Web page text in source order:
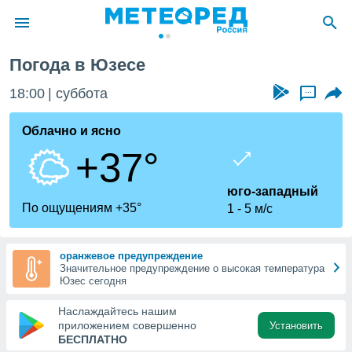
о
Вы можете
к этому
доступ
Погода в Юзесе
18:00 суббота ...
Облачно и ясно
+37°
По ощущениям +35°
юго-западный
1
5 м/с
оранжевое предупреждение
Значительное предупреждение о высокая температура
Юзес сегодня
Наслаждайтесь нашим
приложением совершенно
БЕСПЛАТНО
Установить